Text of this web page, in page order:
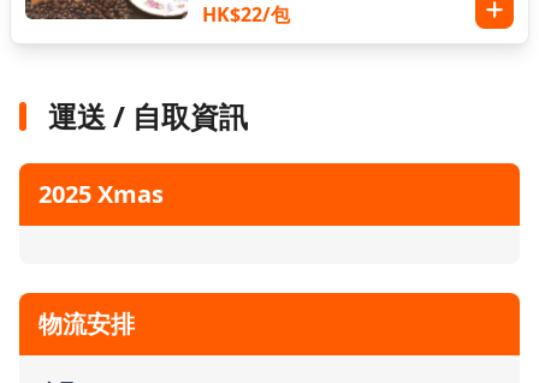
HK$22/包
運送 / 自取資訊
2025 Xmas
物流安排